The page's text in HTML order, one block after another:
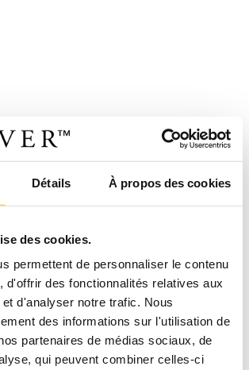
Détails À propos des cookies
des cookies.
permettent de personnaliser le contenu
d'offrir des fonctionnalités relatives aux
d'analyser notre trafic. Nous
des informations sur l'utilisation de
partenaires de médias sociaux, de
qui peuvent combiner celles-ci